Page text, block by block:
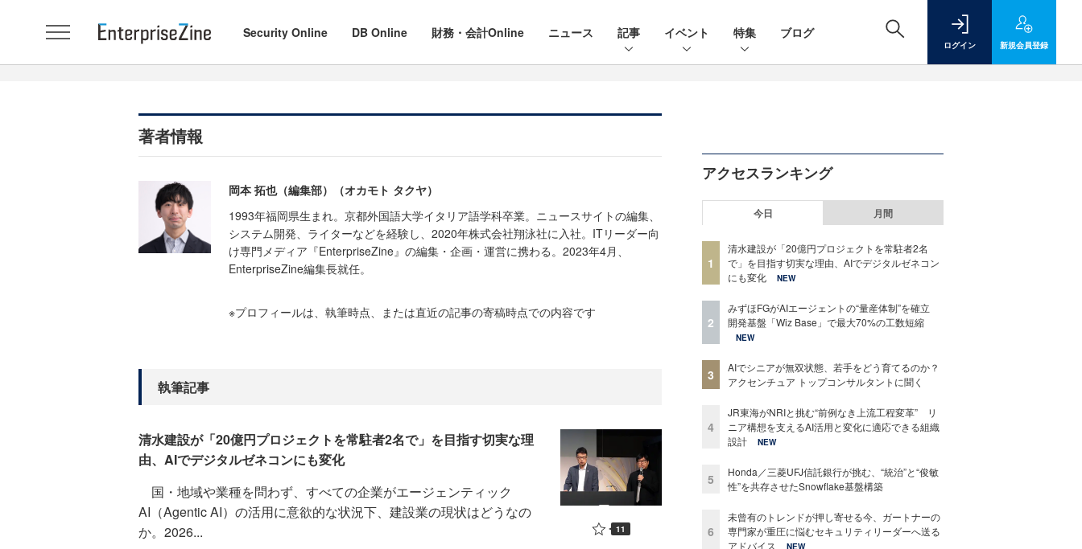
Security Online DB Online 財務・会計Online ニュース 記事 イベント 特集 ブログ
ログイン 新規会員登録
著者情報
岡本 拓也（編集部）（オカモト タクヤ）
1993年福岡県生まれ。京都外国語大学イタリア語学科卒業。ニュースサイトの編集、
システム開発、ライターなどを経験し、2020年株式会社翔泳社に入社。ITリーダー向
け専門メディア『EnterpriseZine』の編集・企画・運営に携わる。2023年4月、
EnterpriseZine編集長就任。
※プロフィールは、執筆時点、または直近の記事の寄稿時点での内容です
執筆記事
清水建設が「20億円プロジェクトを常駐者2名で」を目指す切実な理
由、AIでデジタルゼネコンにも変化
国・地域や業種を問わず、すべての企業がエージェンティック
AI（Agentic AI）の活用に意欲的な状況下、建設業の現状はどうなの
か。2026...
11
アクセスランキング
今日 月間
1
清水建設が「20億円プロジェクトを常駐者2名
で」を目指す切実な理由、AIでデジタルゼネコン
にも変化
NEW
2
みずほFGがAIエージェントの“量産体制”を確立
開発基盤「Wiz Base」で最大70%の工数短縮
NEW
3
AIでシニアが無双状態、若手をどう育てるのか？
アクセンチュア トップコンサルタントに聞く
4
JR東海がNRIと挑む“前例なき上流工程変革” リ
ニア構想を支えるAI活用と変化に適応できる組織
設計
NEW
5
Honda／三菱UFJ信託銀行が挑む、“統治”と“俊敏
性”を共存させたSnowflake基盤構築
6
未曾有のトレンドが押し寄せる今、ガートナーの
専門家が重圧に悩むセキュリティリーダーへ送る
アドバイス
NEW